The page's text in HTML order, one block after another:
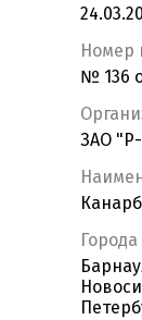
Номер
№ 136
ЗАО
Города